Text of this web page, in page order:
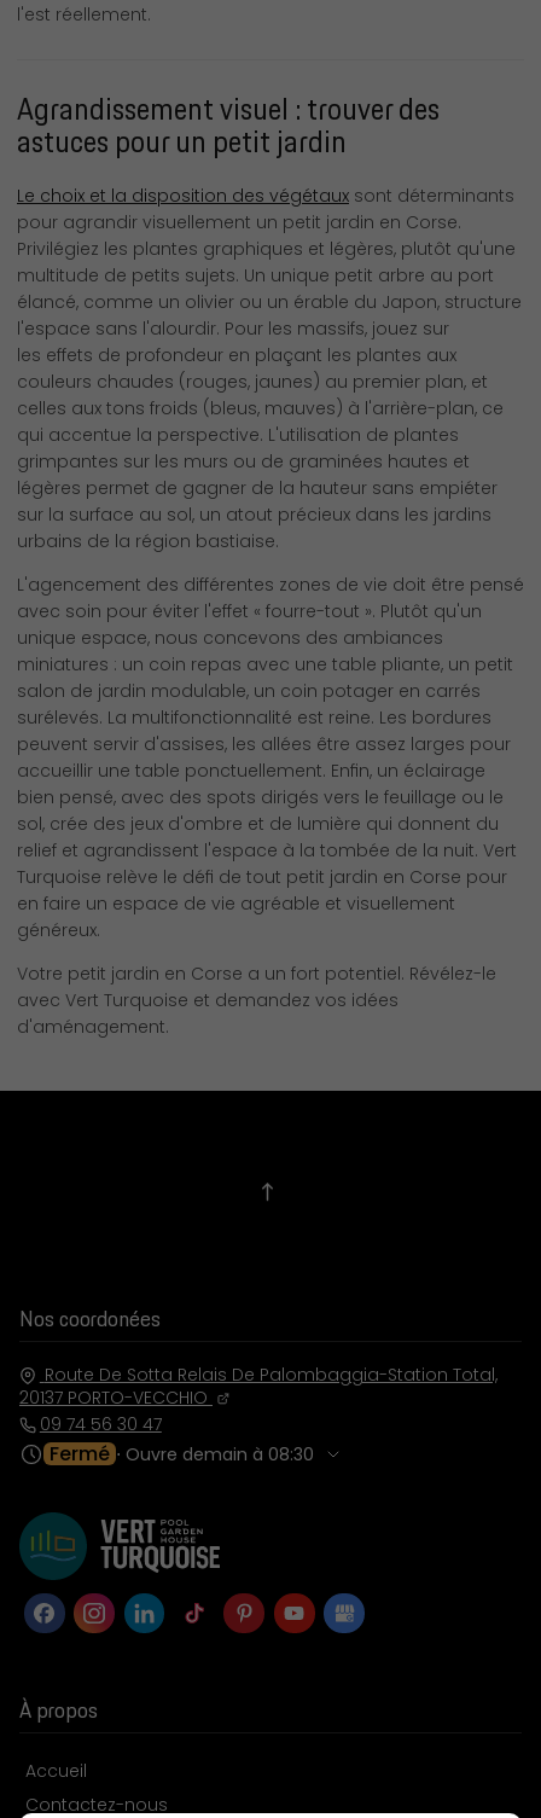
l'est réellement.
Agrandissement visuel : trouver des
astuces pour un petit jardin
Le choix et la disposition des végétaux sont déterminants
pour agrandir visuellement un petit jardin en Corse.
Privilégiez les plantes graphiques et légères, plutôt qu'une
multitude de petits sujets. Un unique petit arbre au port
élancé, comme un olivier ou un érable du Japon, structure
l'espace sans l'alourdir. Pour les massifs, jouez sur
les effets de profondeur en plaçant les plantes aux
couleurs chaudes (rouges, jaunes) au premier plan, et
celles aux tons froids (bleus, mauves) à l'arrière-plan, ce
qui accentue la perspective. L'utilisation de plantes
grimpantes sur les murs ou de graminées hautes et
légères permet de gagner de la hauteur sans empiéter
sur la surface au sol, un atout précieux dans les jardins
urbains de la région bastiaise.
L'agencement des différentes zones de vie doit être pensé
avec soin pour éviter l'effet « fourre-tout ». Plutôt qu'un
unique espace, nous concevons des ambiances
miniatures : un coin repas avec une table pliante, un petit
salon de jardin modulable, un coin potager en carrés
surélevés. La multifonctionnalité est reine. Les bordures
peuvent servir d'assises, les allées être assez larges pour
accueillir une table ponctuellement. Enfin, un éclairage
bien pensé, avec des spots dirigés vers le feuillage ou le
sol, crée des jeux d'ombre et de lumière qui donnent du
relief et agrandissent l'espace à la tombée de la nuit. Vert
Turquoise relève le défi de tout petit jardin en Corse pour
en faire un espace de vie agréable et visuellement
généreux.
Votre petit jardin en Corse a un fort potentiel. Révélez-le
avec Vert Turquoise et demandez vos idées
d'aménagement.
À propos
Accueil
Contactez-nous
Nos coordonées
Route De Sotta Relais De Palombaggia-Station Total,
20137 PORTO-VECCHIO
09 74 56 30 47
Fermé ⋅ Ouvre demain à 08:30